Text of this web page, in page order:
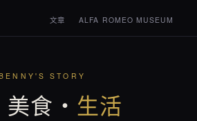
文章 ALFA ROMEO MUSEUM
STORY
食・ 生活